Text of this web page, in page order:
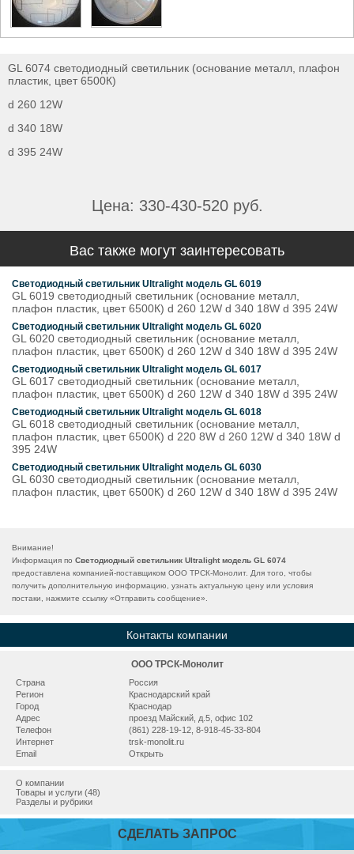
GL 6074 светодиодный светильник (основание металл, плафон
пластик, цвет 6500К)
d 260 12W
d 340 18W
d 395 24W
Цена: 330-430-520 руб.
Вас также могут заинтересовать
Светодиодный светильник Ultralight модель GL 6019
GL 6019 светодиодный светильник (основание металл,
плафон пластик, цвет 6500К) d 260 12W d 340 18W d 395 24W
Светодиодный светильник Ultralight модель GL 6020
GL 6020 светодиодный светильник (основание металл,
плафон пластик, цвет 6500К) d 260 12W d 340 18W d 395 24W
Светодиодный светильник Ultralight модель GL 6017
GL 6017 светодиодный светильник (основание металл,
плафон пластик, цвет 6500К) d 260 12W d 340 18W d 395 24W
Светодиодный светильник Ultralight модель GL 6018
GL 6018 светодиодный светильник (основание металл,
плафон пластик, цвет 6500К) d 220 8W d 260 12W d 340 18W d
395 24W
Светодиодный светильник Ultralight модель GL 6030
GL 6030 светодиодный светильник (основание металл,
плафон пластик, цвет 6500К) d 260 12W d 340 18W d 395 24W
Внимание!
Информация по Светодиодный светильник Ultralight модель GL 6074
предоставлена компанией-поставщиком ООО ТРСК-Монолит. Для того, чтобы
получить дополнительную информацию, узнать актуальную цену или условия
постаки, нажмите ссылку «Отправить сообщение».
Контакты компании
ООО ТРСК-Монолит
Страна
Россия
Регион
Краснодарский край
Город
Краснодар
Адрес
проезд Майский, д.5, офис 102
Телефон
(861) 228-19-12, 8-918-45-33-804
Интернет
trsk-monolit.ru
Email
Открыть
О компании
Товары и услуги (48)
Разделы и рубрики
СДЕЛАТЬ ЗАПРОС